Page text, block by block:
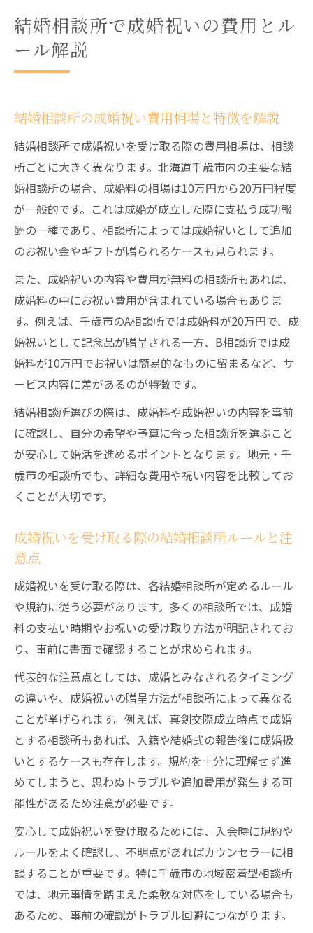
成婚祝い時に結婚相談所で多いトラブル事
例
結婚相談所ごとの成婚祝い規約違いと対策
結婚相談所で安心して活動するためのチェ
ック項目
結婚相談所の成婚祝いルールを事前に確認
しよう
女性が結婚相談所で安心できるサポート内
容
成婚祝いをめぐる結婚相談所のトラブルを
防ぐ方法
相談所ごとの規約違反を避ける実践的アド
バイス
成婚祝い金がもらえる結婚相談所の特徴
成婚祝い金を提供する結婚相談所の選び方
結婚相談所で成婚祝い金を受け取る条件と
流れ
成婚祝い金がある結婚相談所のメリットと
注意点
結婚相談所ごとの成婚祝い金比較ポイント
結婚相談所で成婚祝い金がもらえるパター
例と対策
成婚祝いを安心して受け取る結婚相談所の
選び方
イント
成婚祝い時の結婚相談所との正しいやり取
り方法
成婚祝い金トラブルを防ぐための注意点
成婚料が心配な方へ千歳周辺で知るべき情報
千歳周辺の結婚相談所で成婚料相場を知る
方法
結婚相談所の成婚料が気になる方の賢い選
択術
成婚料ゼロの結婚相談所を見極めるポイン
ト
結婚相談所で成婚祝いの費用とル
ール解説
結婚相談所の成婚祝い費用相場と特徴を解説
結婚相談所で成婚祝いを受け取る際の費用相場は、相談
所ごとに大きく異なります。北海道千歳市内の主要な結
婚相談所の場合、成婚料の相場は10万円から20万円程度
が一般的です。これは成婚が成立した際に支払う成功報
酬の一種であり、相談所によっては成婚祝いとして追加
のお祝い金やギフトが贈られるケースも見られます。
また、成婚祝いの内容や費用が無料の相談所もあれば、
成婚料の中にお祝い費用が含まれている場合もありま
す。例えば、千歳市のA相談所では成婚料が20万円で、成
婚祝いとして記念品が贈呈される一方、B相談所では成
婚料が10万円でお祝いは簡易的なものに留まるなど、サ
ービス内容に差があるのが特徴です。
結婚相談所選びの際は、成婚料や成婚祝いの内容を事前
に確認し、自分の希望や予算に合った相談所を選ぶこと
が安心して婚活を進めるポイントとなります。地元・千
歳市の相談所でも、詳細な費用や祝い内容を比較してお
くことが大切です。
成婚祝いを受け取る際の結婚相談所ルールと注
意点
成婚祝いを受け取る際は、各結婚相談所が定めるルール
や規約に従う必要があります。多くの相談所では、成婚
料の支払い時期やお祝いの受け取り方法が明記されてお
り、事前に書面で確認することが求められます。
代表的な注意点としては、成婚とみなされるタイミング
の違いや、成婚祝いの贈呈方法が相談所によって異なる
ことが挙げられます。例えば、真剣交際成立時点で成婚
とする相談所もあれば、入籍や結婚式の報告後に成婚扱
いとするケースも存在します。規約を十分に理解せず進
めてしまうと、思わぬトラブルや追加費用が発生する可
能性があるため注意が必要です。
安心して成婚祝いを受け取るためには、入会時に規約や
ルールをよく確認し、不明点があればカウンセラーに相
談することが重要です。特に千歳市の地域密着型相談所
では、地元事情を踏まえた柔軟な対応をしている場合も
あるため、事前の確認がトラブル回避につながります。